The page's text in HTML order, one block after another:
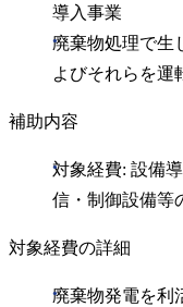
導入事業
廃棄物処理で生
よびそれらを運
補助内容
対象経費: 設備
信・制御設備等
対象経費の詳細
廃棄物発電を利